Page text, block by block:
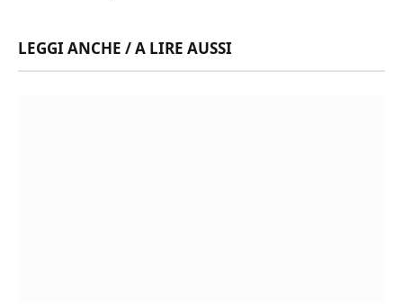
LEGGI ANCHE / A LIRE AUSSI